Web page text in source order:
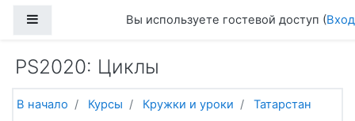
Боковая панельВы используете гостевой доступ (Вход
PS2020: Циклы
В начало Курсы Кружки и уроки
Татарстан